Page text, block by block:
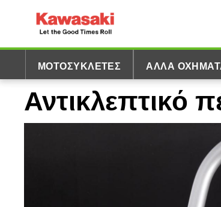
ΜΟΤΟΣΥΚΛΈΤΕΣ ΆΛΛΑ
Αντικλεπτικό